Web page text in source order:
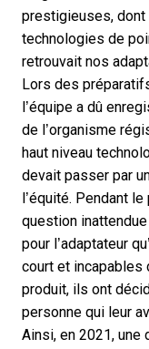
prestigieuses, dont
technologies de
retrouvait nos
Lors des
l’équipe a dû
de l’organisme
haut niveau
devait passer par
l’équité. Pendant
question inattendue
pour l’adaptateur
court et incapables
produit, ils ont
personne qui leur
Ainsi, en 2021, une